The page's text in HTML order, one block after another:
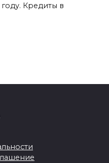
Кредиты в